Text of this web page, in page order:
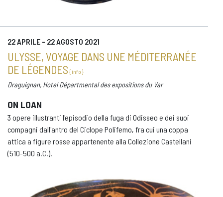
22 APRILE - 22 AGOSTO 2021
ULYSSE, VOYAGE DANS UNE MÉDITERRANÉE
DE LÉGENDES { info }
Draguignan, Hotel Départmental des expositions du Var
ON LOAN
3 opere illustranti l'episodio della fuga di Odisseo e dei suoi
compagni dall'antro del Ciclope Polifemo, fra cui una coppa
attica a figure rosse appartenente alla Collezione Castellani
(510-500 a.C.).